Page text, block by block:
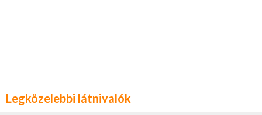
Legközelebbi látnivalók